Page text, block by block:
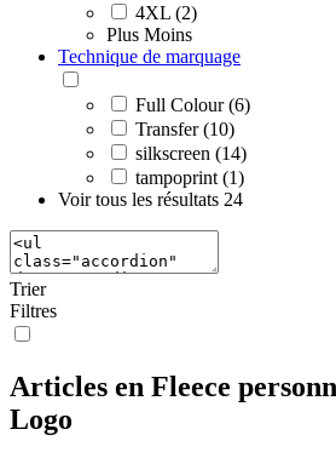
4XL (2)
Plus Moins
Technique de marquage
Full Colour (6)
Transfer (10)
silkscreen (14)
tampoprint (1)
Voir tous les résultats 24
Trier
Filtres
Articles en Fleece
Logo